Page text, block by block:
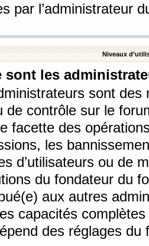
par l’administrateur
Niveaux
sont les
sont
de contrôle sur le
facette des
les
d’utilisateurs ou de
du fondateur du
aux autres
capacités
des réglages du